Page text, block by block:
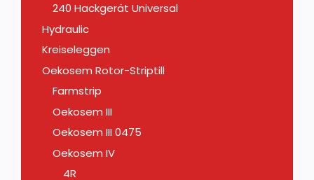
240 Hackgerät Universal
Hydraulic
Kreiseleggen
Oekosem Rotor-Striptill
Farmstrip
Oekosem III
Oekosem III 0475
Oekosem IV
4R